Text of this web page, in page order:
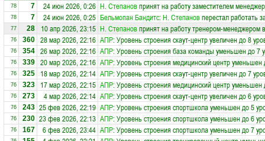
78 7 24 июн 2026, 0:26 Н. Степановпринят на работу заместителем
78 7 24 июн 2026, 0:25 Бельмопан Бандитс: Н. Степановперестал работать
77 28 10 апр 2026, 23:15 Н. Степановпринят на работу тренером-менеджером
76 360 28 мар 2026, 22:16 АПР: Уровень строения скаут-центр увеличен до 8
76 354 26 мар 2026, 22:16 АПР: Уровень строения база команды уменьшен до 7
76 339 20 мар 2026, 22:16 АПР: Уровень строения медицинский центр уменьшен
76 325 18 мар 2026, 22:14 АПР: Уровень строения скаут-центр увеличен до 7
76 323 17 мар 2026, 22:15 АПР: Уровень строения медицинский центр уменьшен
76 273 4 мар 2026, 22:14 АПР: Уровень строения скаут-центр увеличен до 6
76 243 25 фев 2026, 22:19 АПР: Уровень строения спортшкола уменьшен до 5
76 230 23 фев 2026, 22:13 АПР: Уровень строения спортшкола уменьшен до 6
76 167 6 фев 2026, 23:44 АПР: Уровень строения спортшкола уменьшен до 7